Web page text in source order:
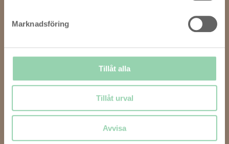
Marknadsföring
Tillåt alla
Tillåt urval
Avvisa
Kontakta kundservice
Diskretion & Säkerhet
Returnera
Information om användning av